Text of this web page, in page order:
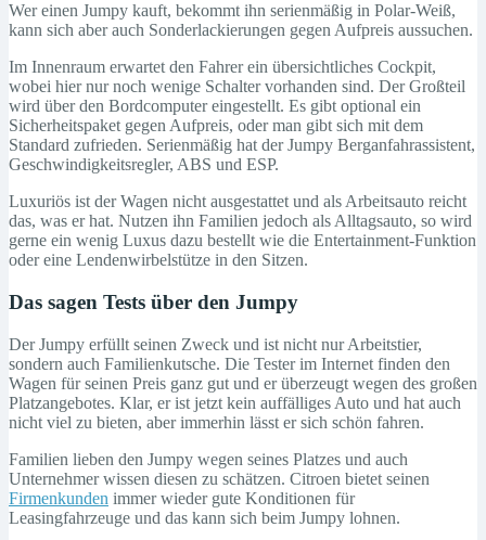
Wer einen Jumpy kauft, bekommt ihn serienmäßig in Polar-Weiß,
kann sich aber auch Sonderlackierungen gegen Aufpreis aussuchen.
Im Innenraum erwartet den Fahrer ein übersichtliches Cockpit,
wobei hier nur noch wenige Schalter vorhanden sind. Der Großteil
wird über den Bordcomputer eingestellt. Es gibt optional ein
Sicherheitspaket gegen Aufpreis, oder man gibt sich mit dem
Standard zufrieden. Serienmäßig hat der Jumpy Berganfahrassistent,
Geschwindigkeitsregler, ABS und ESP.
Luxuriös ist der Wagen nicht ausgestattet und als Arbeitsauto reicht
das, was er hat. Nutzen ihn Familien jedoch als Alltagsauto, so wird
gerne ein wenig Luxus dazu bestellt wie die Entertainment-Funktion
oder eine Lendenwirbelstütze in den Sitzen.
Das sagen Tests über den Jumpy
Der Jumpy erfüllt seinen Zweck und ist nicht nur Arbeitstier,
sondern auch Familienkutsche. Die Tester im Internet finden den
Wagen für seinen Preis ganz gut und er überzeugt wegen des großen
Platzangebotes. Klar, er ist jetzt kein auffälliges Auto und hat auch
nicht viel zu bieten, aber immerhin lässt er sich schön fahren.
Familien lieben den Jumpy wegen seines Platzes und auch
Unternehmer wissen diesen zu schätzen. Citroen bietet seinen
Firmenkunden immer wieder gute Konditionen für
Leasingfahrzeuge und das kann sich beim Jumpy lohnen.